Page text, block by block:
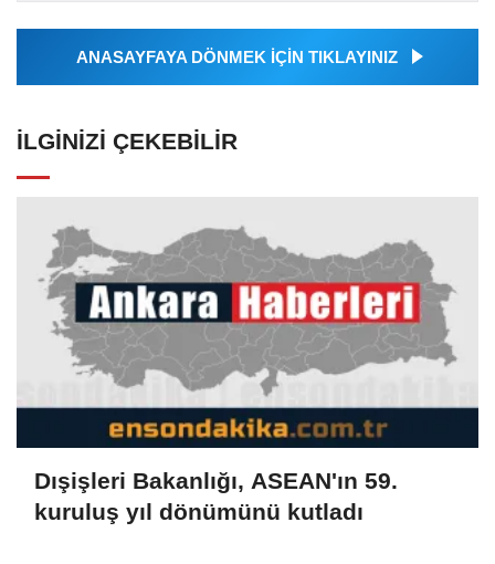
ANASAYFAYA DÖNMEK İÇİN TIKLAYINIZ
İLGINIZI ÇEKEBILIR
Dışişleri Bakanlığı, ASEAN'ın 59.
kuruluş yıl dönümünü kutladı